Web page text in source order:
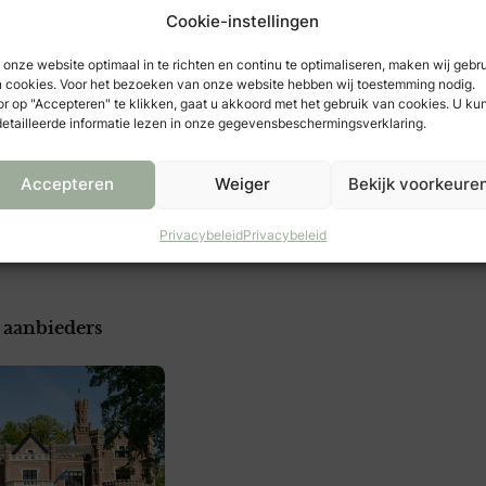
Cookie-instellingen
onze website optimaal in te richten en continu te optimaliseren, maken wij
cookies. Voor het bezoeken van onze website hebben wij toestemming nodig.
op "Accepteren" te klikken, gaat u akkoord met het gebruik van cookies. U
informatie lezen in onze gegevensbeschermingsverklaring.
Accepteren Weiger Bekijk
PrivacybeleidPrivacybeleid
Klik om marketing cookies te accepteren